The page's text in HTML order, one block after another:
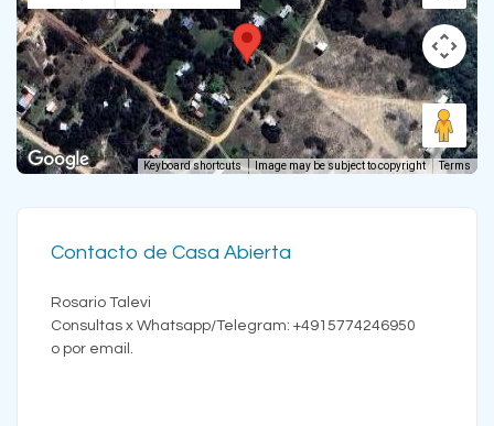
Keyboard shortcuts Image may be subject to copyright Terms
Contacto de Casa Abierta
Rosario Talevi
Consultas x Whatsapp/Telegram: +4915774246950
o por email.